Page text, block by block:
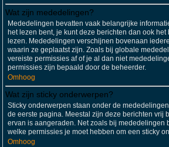
Wat zijn mededelingen?
Mededelingen bevatten vaak belangrijke
het lezen bent, je kunt deze berichten dan ook
lezen. Mededelingen verschijnen bovenaan
waarin ze geplaatst zijn. Zoals bij globale
vereiste permissies af of je al dan niet
permissies zijn bepaald door de beheerder.
Omhoog
Wat zijn sticky onderwerpen?
Sticky onderwerpen staan onder de
de eerste pagina. Meestal zijn deze berichten vrij
ervan is aangeraden. Net zoals bij mededelingen
welke permissies je moet hebben om een sticky
Omhoog